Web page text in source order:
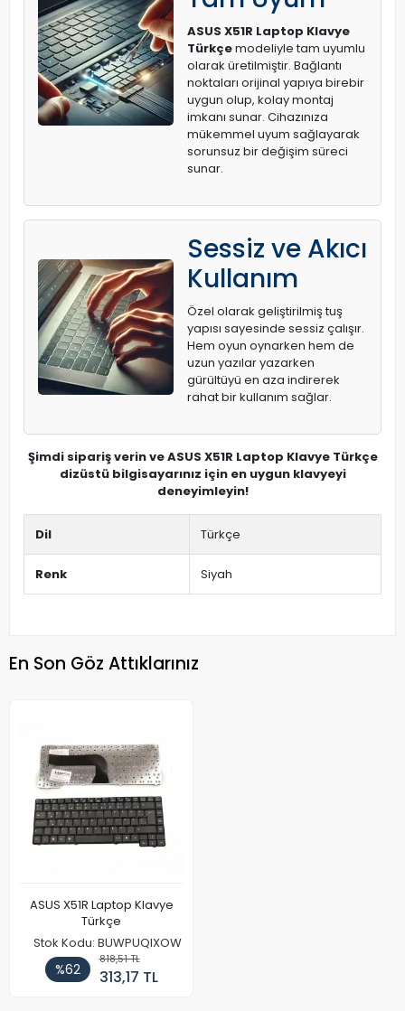
ASUS X51R Laptop Klavye
Türkçemodeliyle tam uyumlu
olarak üretilmiştir. Bağlantı
noktaları orijinal yapıya birebir
uygun olup, kolay montaj
imkanı sunar. Cihazınıza
mükemmel uyum sağlayarak
sorunsuz bir değişim süreci
sunar.
Sessiz ve Akıcı
Kullanım
Özel olarak geliştirilmiş tuş
yapısı sayesinde sessiz çalışır.
Hem oyun oynarken hem de
uzun yazılar yazarken
gürültüyü en aza indirerek
rahat bir kullanım sağlar.
Şimdi sipariş verin ve ASUS X51R Laptop Klavye Türkçe
dizüstü bilgisayarınız için en uygun klavyeyi
deneyimleyin!
Dil Türkçe
Renk Siyah
En Son Göz Attıklarınız
ASUS X51R Laptop Klavye
Türkçe
Stok Kodu: BUWPUQIXOW
%62
818,51 TL
313,17 TL